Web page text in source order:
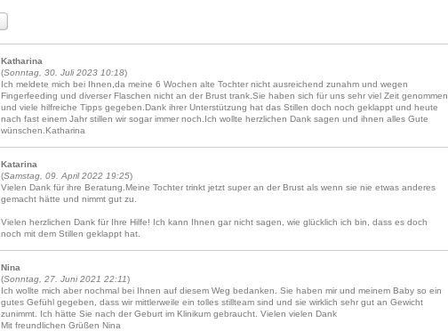
Katharina
(Sonntag, 30. Juli 2023 10:18)
Ich meldete mich bei Ihnen,da meine 6 Wochen alte Tochter nicht ausreichend zunahm und wegen
Fingerfeeding und diverser Flaschen nicht an der Brust trank.Sie haben sich für uns sehr viel Zeit genommen
und viele hilfreiche Tipps gegeben.Dank ihrer Unterstützung hat das Stillen doch noch geklappt und heute
nach fast einem Jahr stillen wir sogar immer noch.Ich wollte herzlichen Dank sagen und ihnen alles Gute
wünschen.Katharina
Katarina
(Samstag, 09. April 2022 19:25)
Vielen Dank für ihre Beratung.Meine Tochter trinkt jetzt super an der Brust als wenn sie nie etwas anderes
gemacht hätte und nimmt gut zu.
Vielen herzlichen Dank für Ihre Hilfe! Ich kann Ihnen gar nicht sagen, wie glücklich ich bin, dass es doch
noch mit dem Stillen geklappt hat.
Nina
(Sonntag, 27. Juni 2021 22:11)
Ich wollte mich aber nochmal bei Ihnen auf diesem Weg bedanken. Sie haben mir und meinem Baby so ein
gutes Gefühl gegeben, dass wir mittlerweile ein tolles stillteam sind und sie wirklich sehr gut an Gewicht
zunimmt. Ich hätte Sie nach der Geburt im Klinikum gebraucht. Vielen vielen Dank
Mit freundlichen Grüßen Nina